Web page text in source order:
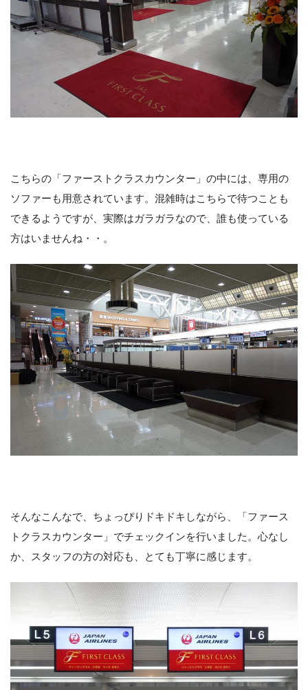
こちらの「ファーストクラスカウンター」の中には、専用の
ソファーも用意されています。混雑時はこちらで待つことも
できるようですが、実際はガラガラなので、誰も使っている
方はいませんね・・。
そんなこんなで、ちょっぴりドキドキしながら、「ファース
トクラスカウンター」でチェックインを行いました。心なし
か、スタッフの方の対応も、とても丁寧に感じます。